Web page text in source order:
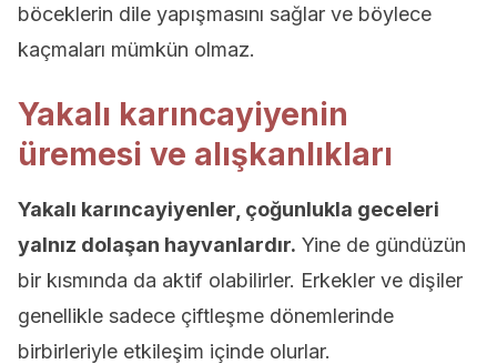
böceklerin dile yapışmasını sağlar ve böylece
kaçmaları mümkün olmaz.
Yakalı karıncayiyenin
üremesi ve alışkanlıkları
Yakalı karıncayiyenler, çoğunlukla geceleri
yalnız dolaşan hayvanlardır. Yine de gündüzün
bir kısmında da aktif olabilirler. Erkekler ve dişiler
genellikle sadece çiftleşme dönemlerinde
birbirleriyle etkileşim içinde olurlar.